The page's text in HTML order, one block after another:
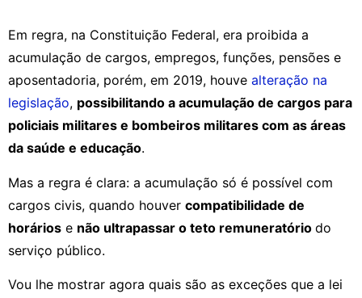
Em regra, na Constituição Federal, era proibida a
acumulação de cargos, empregos, funções, pensões e
aposentadoria, porém, em 2019, houve alteração na
legislação, possibilitando a acumulação de cargos para
policiais militares e bombeiros militares com as áreas
da saúde e educação.
Mas a regra é clara: a acumulação só é possível com
cargos civis, quando houver compatibilidade de
horários e não ultrapassar o teto remuneratório do
serviço público.
Vou lhe mostrar agora quais são as exceções que a lei